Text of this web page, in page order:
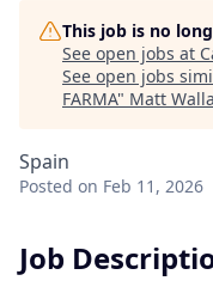
This job is no
See open jobs at
See open jobs
FARMA" Matt
Spain
Posted on Feb 11, 2026
Job